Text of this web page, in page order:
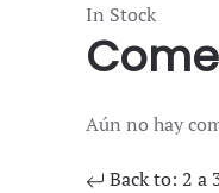
In Stock
Aún no hay
Back to: 2 a